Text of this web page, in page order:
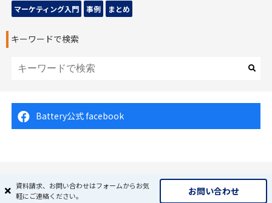
マーケティング入門 事例 まとめ
キーワードで検索
Battery公式 facebook
資料請求、お問い合わせはフォームからお気
軽にご連絡ください。
お問い合わせ